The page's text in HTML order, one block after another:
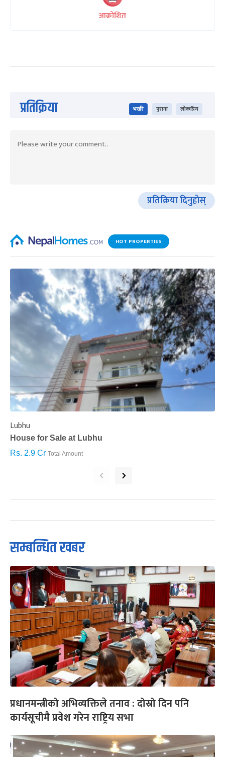
आक्रोशित
प्रतिक्रिया भर्खरै पुराना लोकप्रिय
प्रतिक्रिया दिनुहोस्
HOT PROPERTIES
Lubhu
House for Sale at Lubhu
Rs. 2.9 Cr Total Amount
‹ ›
सम्बन्धित खबर
प्रधानमन्त्रीको अभिव्यक्तिले तनाव : दोस्रो दिन पनि
कार्यसूचीमै प्रवेश गरेन राष्ट्रिय सभा